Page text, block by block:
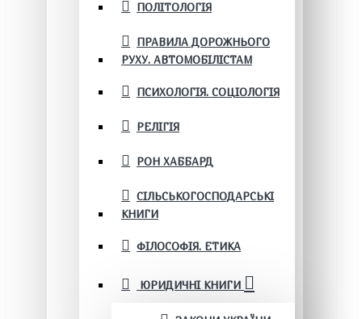
ПОЛІТОЛОГІЯ
ПРАВИЛА ДОРОЖНЬОГО
РУХУ. АВТОМОБІЛІСТАМ
ПСИХОЛОГІЯ. СОЦІОЛОГІЯ
РЕЛІГІЯ
РОН ХАББАРД
СІЛЬСЬКОГОСПОДАРСЬКІ
КНИГИ
ФІЛОСОФІЯ. ЕТИКА
ЮРИДИЧНІ КНИГИ